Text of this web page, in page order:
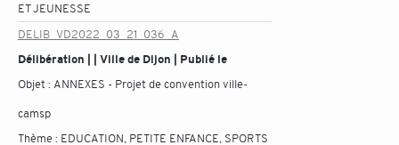
ET JEUNESSE
DELIB_VD2022_03_21_036_A
Délibération | | Ville de Dijon | Publié le
Objet : ANNEXES - Projet de convention ville-
camsp
Thème : EDUCATION, PETITE ENFANCE, SPORTS